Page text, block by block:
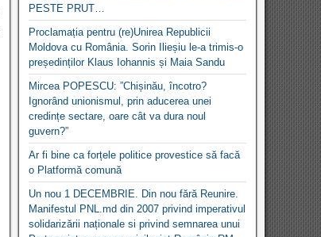
PESTE PRUT…
Proclamația pentru (re)Unirea Republicii
Moldova cu România. Sorin Ilieșiu le-a trimis-o
președinților Klaus Iohannis și Maia Sandu
Mircea POPESCU: ”Chișinău, încotro?
Ignorând unionismul, prin aducerea unei
credințe sectare, oare cât va dura noul
guvern?”
Ar fi bine ca forțele politice provestice să facă
o Platformă comună
Un nou 1 DECEMBRIE. Din nou fără Reunire.
Manifestul PNL.md din 2007 privind imperativul
solidarizării naționale si privind semnarea unui